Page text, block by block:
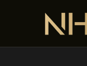
dung